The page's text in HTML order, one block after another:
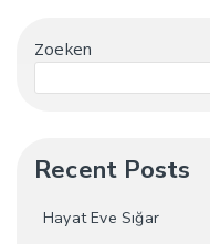
Zoeken
Recent Posts
Hayat Eve Sığar